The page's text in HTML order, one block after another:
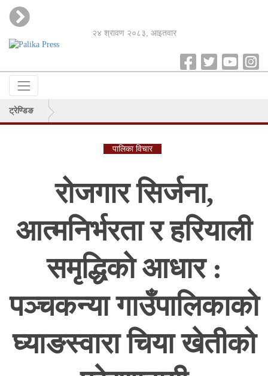
२४ श्रावण २०८३, आइतवार
ट्रेण्डिङ
पालिका विचार
रोजगार सिर्जना,
आत्मनिर्भरता र हरियाली
समृद्धिको आधार :
पञ्चकन्या गाउँपालिकाको
घ्याङस्वारा चिया खेतीको